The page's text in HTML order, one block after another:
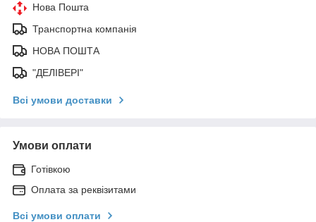
Нова Пошта
Транспортна компанія
НОВА ПОШТА
"ДЕЛІВЕРІ"
Всі умови доставки
Умови оплати
Готівкою
Оплата за реквізитами
Всі умови оплати